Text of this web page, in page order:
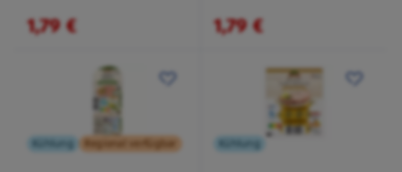
1,79 € 1,79 €
Kühlung Regional verfügbar Kühlung